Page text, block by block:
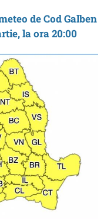
de Cod Galben
la ora 20:00